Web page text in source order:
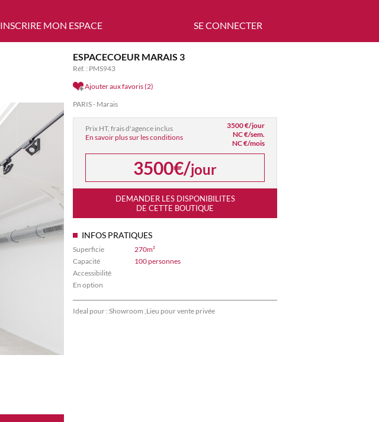
INSCRIRE MON ESPACE SE CONNECTER
ESPACECOEUR MARAIS 3
Réf. : PMS943
Ajouter aux favoris (2)
PARIS - Marais
Prix HT, frais d'agence inclus
En savoir plus sur les conditions
3500 €/jour
NC €/sem.
NC €/mois
3500€/jour
DEMANDER LES DISPONIBILITES
DE CETTE BOUTIQUE
INFOS PRATIQUES
Superficie
270m²
Capacité
100 personnes
Accessibilité
En option
Ideal pour : Showroom ,Lieu pour vente privée